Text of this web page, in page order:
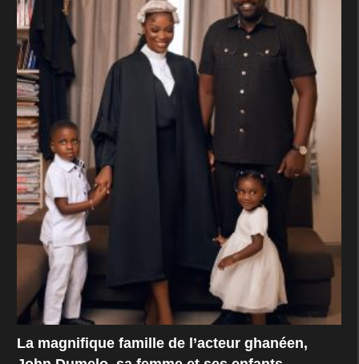
La magnifique famille de l’acteur ghanéen,